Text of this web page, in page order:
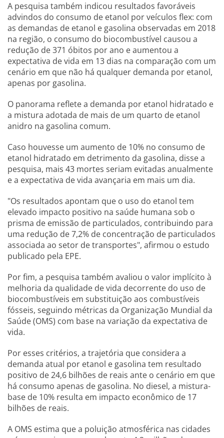
A pesquisa também indicou resultados favoráveis
advindos do consumo de etanol por veículos flex: com
as demandas de etanol e gasolina observadas em 2018
na região, o consumo do biocombustível causou a
redução de 371 óbitos por ano e aumentou a
expectativa de vida em 13 dias na comparação com um
cenário em que não há qualquer demanda por etanol,
apenas por gasolina.
O panorama reflete a demanda por etanol hidratado e
a mistura adotada de mais de um quarto de etanol
anidro na gasolina comum.
Caso houvesse um aumento de 10% no consumo de
etanol hidratado em detrimento da gasolina, disse a
pesquisa, mais 43 mortes seriam evitadas anualmente
e a expectativa de vida avançaria em mais um dia.
"Os resultados apontam que o uso do etanol tem
elevado impacto positivo na saúde humana sob o
prisma de emissão de particulados, contribuindo para
uma redução de 7,2% de concentração de particulados
associada ao setor de transportes", afirmou o estudo
publicado pela EPE.
Por fim, a pesquisa também avaliou o valor implícito à
melhoria da qualidade de vida decorrente do uso de
biocombustíveis em substituição aos combustíveis
fósseis, seguindo métricas da Organização Mundial da
Saúde (OMS) com base na variação da expectativa de
vida.
Por esses critérios, a trajetória que considera a
demanda atual por etanol e gasolina tem resultado
positivo de 24,6 bilhões de reais ante o cenário em que
há consumo apenas de gasolina. No diesel, a mistura-
base de 10% resulta em impacto econômico de 17
bilhões de reais.
A OMS estima que a poluição atmosférica nas cidades